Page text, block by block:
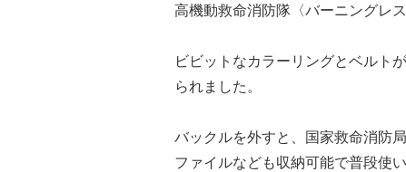
高機動救命消防隊〈バーニングレ
ビビットなカラーリングとベルト
られました。
バックルを外すと、国家救命消防
ファイルなども収納可能で普段使